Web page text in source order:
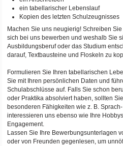
ein tabellarischer Lebenslauf
Kopien des letzten Schulzeugnisses
Machen Sie uns neugierig! Schreiben
sich bei uns bewerben und weshalb Sie
Ausbildungsberuf oder das Studium
darauf, Textbausteine und Floskeln zu
Formulieren Sie Ihren tabellarischen
Sie mit Ihren persönlichen Daten und
Schulabschlüsse auf. Falls Sie schon
oder Praktika absolviert haben, sollten
besonderen Fähigkeiten wie z. B.
interessieren uns ebenso wie Ihre
Engagement.
Lassen Sie Ihre Bewerbungsunterlagen
oder von Freunden gegenlesen, um